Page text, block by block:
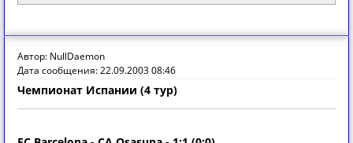
Автор: NullDaemon
Дата сообщения: 22.09.2003 08:46
Чемпионат Испании (4 тур)